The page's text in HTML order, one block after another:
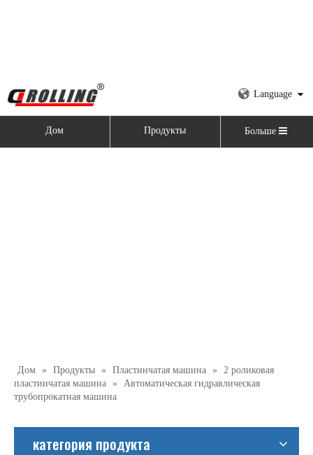
Language
Дом Продукты Больше
Дом » Продукты » Пластинчатая машина »
2 роликовая
пластинчатая машина »
Автоматическая гидравлическая
трубопрокатная машина
категория продукта